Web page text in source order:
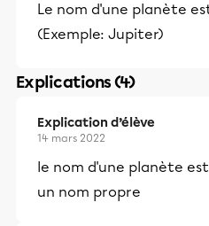
Le nom d'une planète
(Exemple: Jupiter)
Explications (4)
Explication d’élève
14 mars 2022
le nom d'une planète
un nom propre